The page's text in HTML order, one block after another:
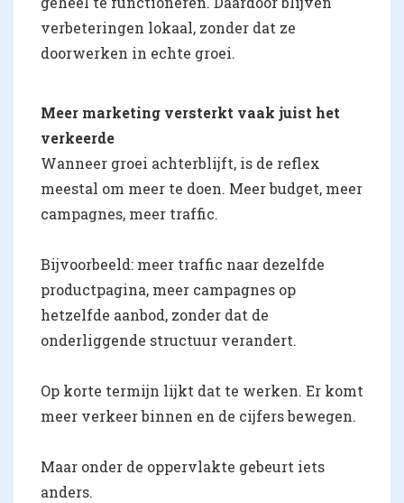
verbeteringen lokaal, zonder dat ze
doorwerken in echte groei.
Meer marketing versterkt vaak juist het
verkeerde
Wanneer groei achterblijft, is de reflex
meestal om meer te doen. Meer budget, meer
campagnes, meer traffic.
Bijvoorbeeld: meer traffic naar dezelfde
productpagina, meer campagnes op
hetzelfde aanbod, zonder dat de
onderliggende structuur verandert.
Op korte termijn lijkt dat te werken. Er komt
meer verkeer binnen en de cijfers bewegen.
Maar onder de oppervlakte gebeurt iets
anders.